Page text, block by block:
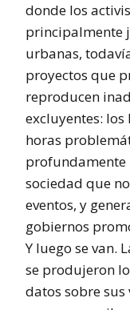
donde los
principalmente
urbanas,
proyectos que
reproducen
excluyentes:
horas
profundamente
sociedad que
eventos, y
gobiernos
Y luego se van.
se produjeron
datos sobre